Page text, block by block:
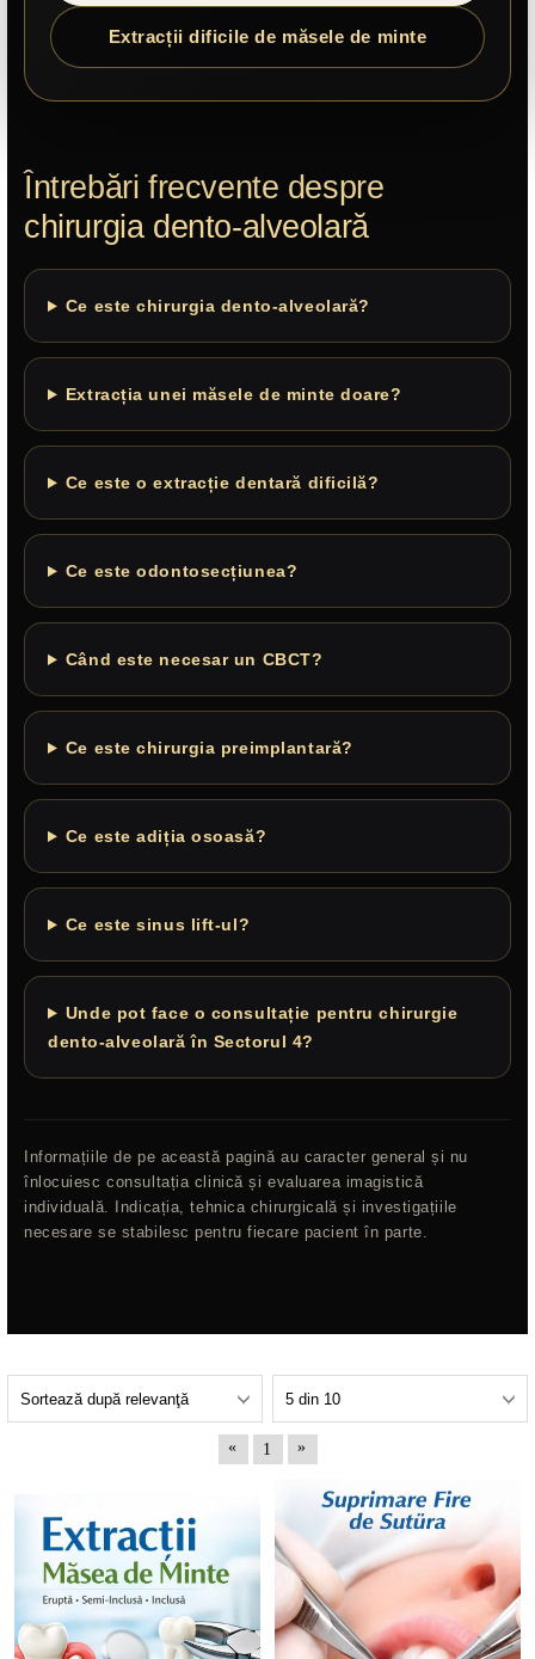
Extracții dificile de măsele de minte
Întrebări frecvente despre
chirurgia dento-alveolară
Ce este chirurgia dento-alveolară?
Extracția unei măsele de minte doare?
Ce este o extracție dentară dificilă?
Ce este odontosecțiunea?
Când este necesar un CBCT?
Ce este chirurgia preimplantară?
Ce este adiția osoasă?
Ce este sinus lift-ul?
Unde pot face o consultație pentru chirurgie
dento-alveolară în Sectorul 4?
Informațiile de pe această pagină au caracter general și nu
înlocuiesc consultația clinică și evaluarea imagistică
individuală. Indicația, tehnica chirurgicală și investigațiile
necesare se stabilesc pentru fiecare pacient în parte.
« 1 »